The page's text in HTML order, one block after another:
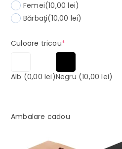
Femei(10,00 lei)
Bărbaţi(10,00 lei)
Culoare tricou*(required)
Alb (0,00 lei)Negru (10,00 lei)
Ambalare cadou